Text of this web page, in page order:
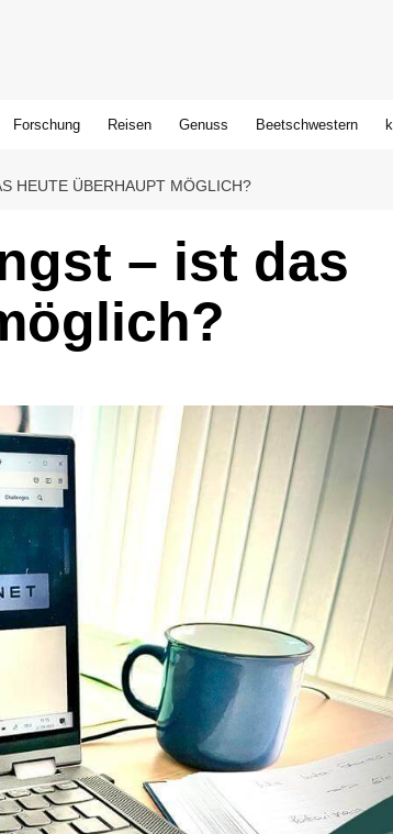
Forschung Reisen Genuss Beetschwestern
HEUTE ÜBERHAUPT MÖGLICH?
– ist das